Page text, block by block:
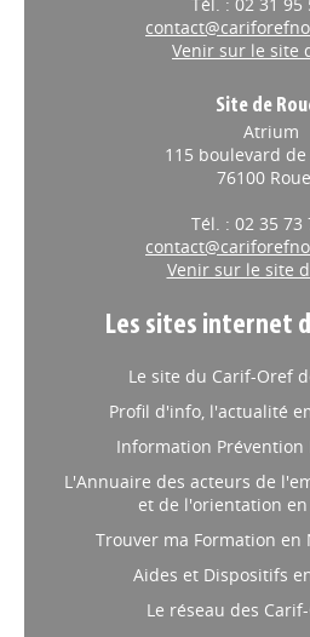
Tél. : 02 31 95
Venir sur le site
Site de
Atrium
115 boulevard
76100
Tél. : 02 35 73
Venir sur le site
Les sites internet
Le site du Carif-Oref
Profil d'info, l'actualité
Information Prévention
L'Annuaire des acteurs de
et de l'orientation
Trouver ma Formation en
Aides et Dispositifs
Le réseau des